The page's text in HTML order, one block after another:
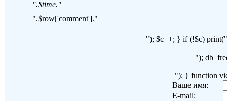
".$time."
".$row['comment']."
"); $c++; } if (!$c)
");
"); } function
Ваше имя:
E-mail: